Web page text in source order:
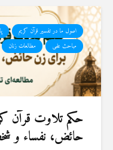
اصول ما در تفسیر قرآن کریم
مباحث علمی
مطالعات زنان
حكم تلاوت
حائض، نفساء و